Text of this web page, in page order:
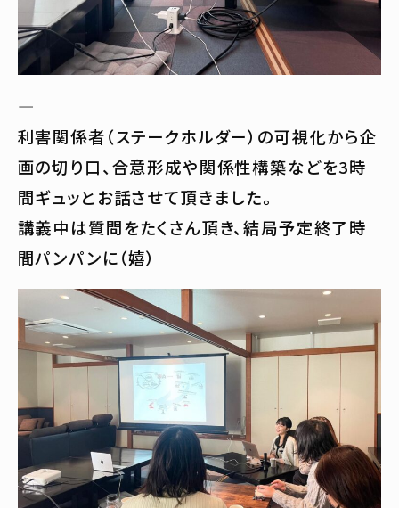
—
利害関係者（ステークホルダー）の可視化から企
画の切り口、合意形成や関係性構築などを3時
間ギュッとお話させて頂きました。
講義中は質問をたくさん頂き、結局予定終了時
間パンパンに（嬉）